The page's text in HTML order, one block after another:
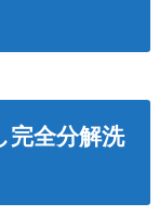
完全分解洗